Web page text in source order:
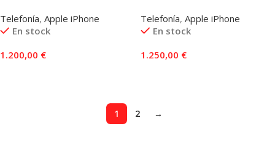
Telefonía, Apple iPhone
En stock
1.200,00 €
Telefonía, Apple iPhone
En stock
1.250,00 €
1 2 →